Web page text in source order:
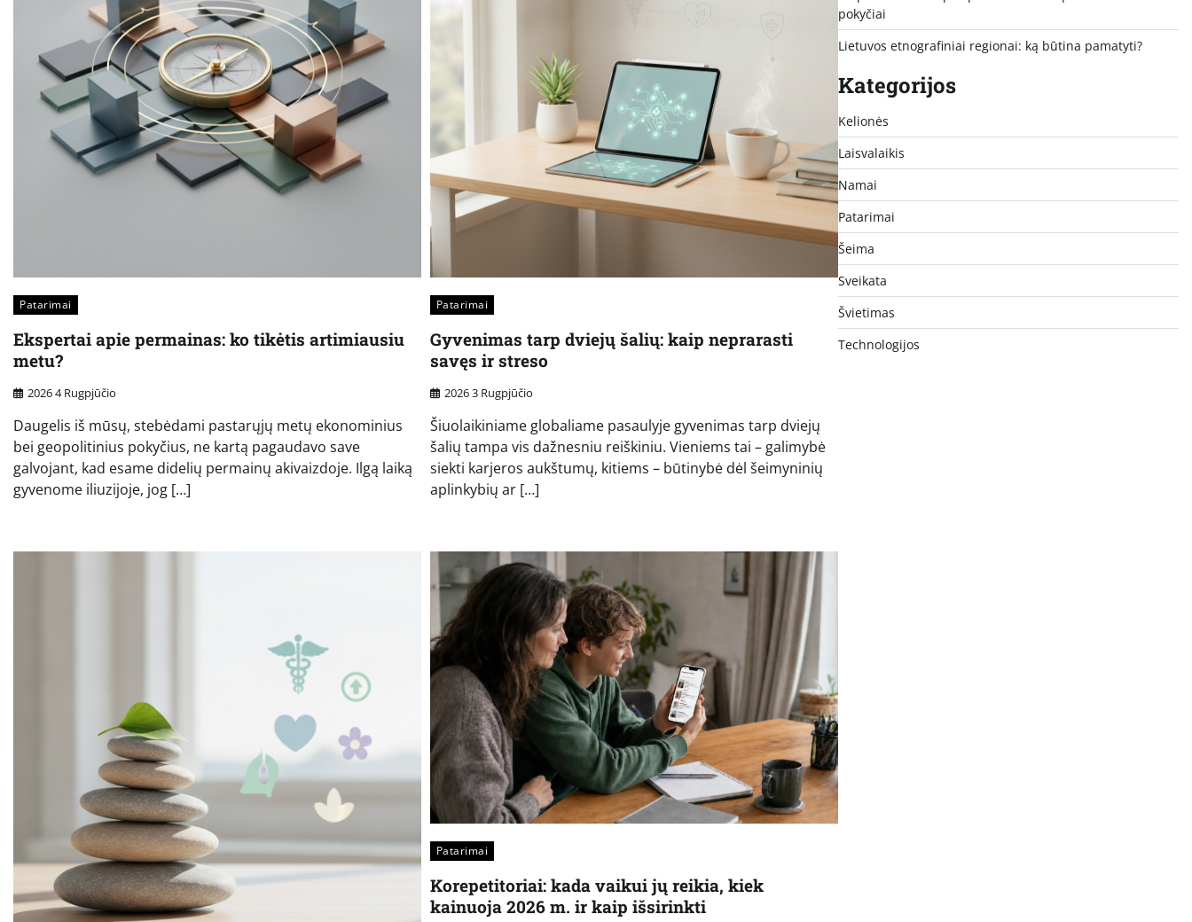
Patarimai
Ekspertai apie permainas: ko tikėtis artimiausiu
metu?
2026 4 Rugpjūčio
Daugelis iš mūsų, stebėdami pastarųjų metų ekonominius
bei geopolitinius pokyčius, ne kartą pagaudavo save
galvojant, kad esame didelių permainų akivaizdoje. Ilgą laiką
gyvenome iliuzijoje, jog […]
Patarimai
Gyvenimas tarp dviejų šalių: kaip neprarasti
savęs ir streso
2026 3 Rugpjūčio
Šiuolaikiniame globaliame pasaulyje gyvenimas tarp dviejų
šalių tampa vis dažnesniu reiškiniu. Vieniems tai – galimybė
siekti karjeros aukštumų, kitiems – būtinybė dėl šeimyninių
aplinkybių ar […]
Patarimai
Korepetitoriai: kada vaikui jų reikia, kiek
kainuoja 2026 m. ir kaip išsirinkti
pokyčiai
Lietuvos etnografiniai regionai: ką būtina pamatyti?
Kategorijos
Kelionės
Laisvalaikis
Namai
Patarimai
Šeima
Sveikata
Švietimas
Technologijos